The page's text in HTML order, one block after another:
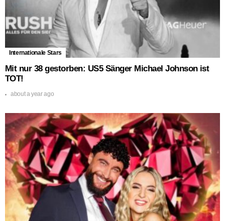
Internationale Stars
Mit nur 38 gestorben: US5 Sänger Michael Johnson ist
TOT!
about a year ago